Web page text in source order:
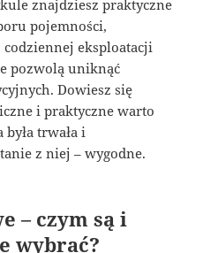
znajdziesz praktyczne
pojemności,
codziennej eksploatacji
pozwolą uniknąć
Dowiesz się
i praktyczne warto
trwała i
z niej – wygodne.
– czym są i
wybrać?